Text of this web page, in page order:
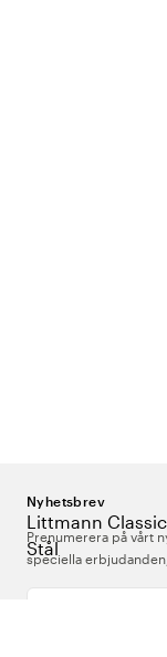
Littmann
Stål
Nyhetsbrev
Prenumerera på vårt
speciella
Ange din e-postadress